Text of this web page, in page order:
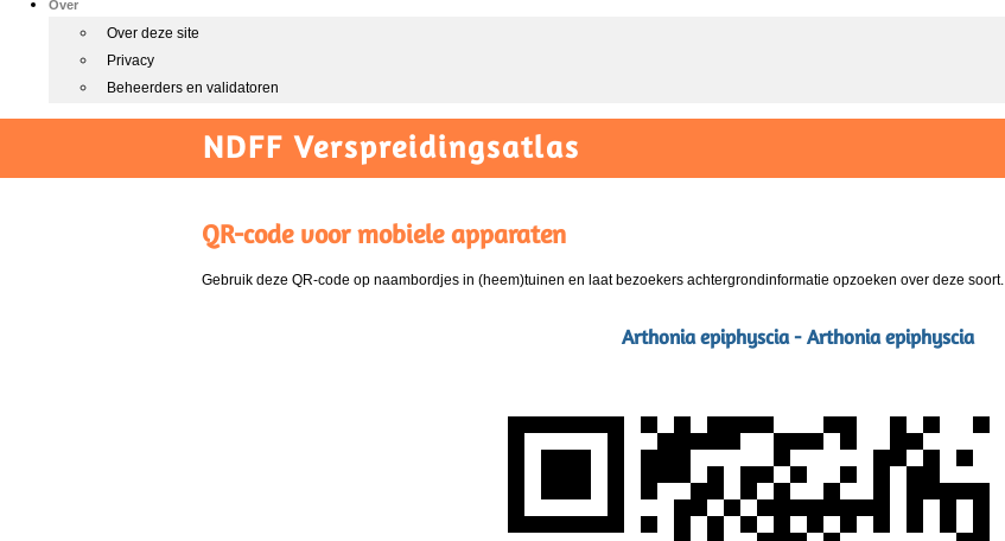
Over
Over deze site
Privacy
Beheerders en validatoren
NDFF Verspreidingsatlas
QR-code voor mobiele apparaten
Gebruik deze QR-code op naambordjes in (heem)tuinen en laat bezoekers achtergrondinformatie opzoeken over deze soort.
Arthonia epiphyscia - Arthonia epiphyscia